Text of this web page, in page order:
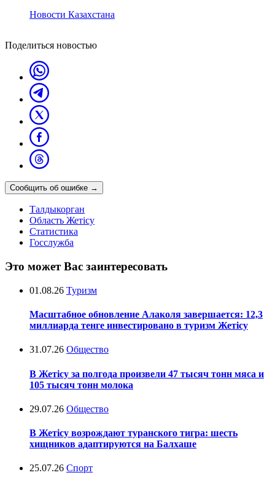
Новости Казахстана
Поделиться новостью
Сообщить об ошибке →
Талдыкорган
Область Жетісу
Статистика
Госслужба
Это может Вас заинтересовать
01.08.26 Туризм
Масштабное обновление Алаколя завершается: 12,3
миллиарда тенге инвестировано в туризм Жетісу
31.07.26 Общество
В Жетісу за полгода произвели 47 тысяч тонн мяса и
105 тысяч тонн молока
29.07.26 Общество
В Жетісу возрождают туранского тигра: шесть
хищников адаптируются на Балхаше
25.07.26 Спорт